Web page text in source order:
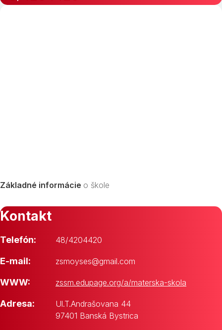
Základné informácie o škole
Kontakt
Telefón: 48/4204420
E-mail: zsmoyses@gmail.com
WWW: zssm.edupage.org/a/materska-skola
Adresa:
Ul.T.Andrašovana 44
97401 Banská Bystrica